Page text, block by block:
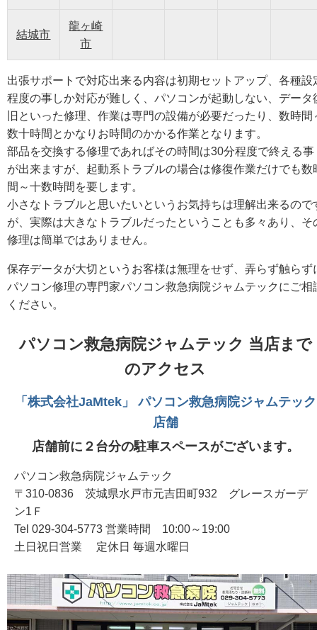
結城市
龍ヶ崎
市
出張サポートで対応出来る内容は初期セットアップ、各種設
程度の事しか対応が難しく、パソコンが起動しない、データ
旧といった修理、作業は専門の設備が必要だったり、数時間
数十時間とかなりお時間のかかる作業となります。
部品を交換する修理であればその時間は30分程度で終える事
が出来ますが、起動系トラブルの場合は修復作業だけでも数
間～十数時間を要します。
小さなトラブルと思いたいというお気持ちは理解出来るので
が、実際は大きなトラブルだったということも多々あり、そ
修理は簡単ではありません。
保存データが大切というお客様は無理をせず、弄らず触らず
パソコン修理の専門家パソコン救急病院ジャムテックにご相
ください。
パソコン救急病院ジャムテック 当店まで
のアクセス
「株式会社JaMtek」 パソコン救急病院ジャムテック
店舗
店舗前に２台分の駐車スペースがございます。
パソコン救急病院ジャムテック
〒310-0836 茨城県水戸市元吉田町932 グレースガーデ
ン1Ｆ
Tel 029-304-5773 営業時間 10:00～19:00
土日祝日営業 定休日 毎週水曜日